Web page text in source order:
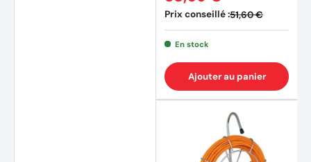
Prix conseillé :51,60 €
En stock
Ajouter au panier